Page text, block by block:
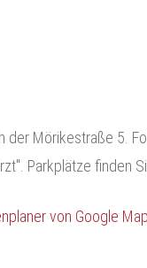
der Mörikestraße 5.
Parkplätze finden
von Google